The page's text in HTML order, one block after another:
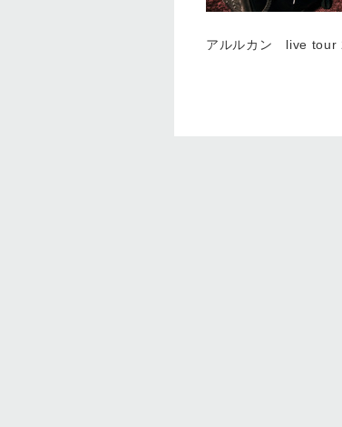
アルルカン live tour